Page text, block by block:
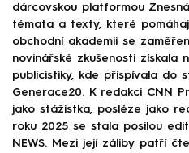
dárcovskou platformou
témata a texty, které
obchodní akademii se
novinářské zkušenosti získala
publicistiky, kde přispívala do
Generace20. K redakci CNN
jako stážistka, posléze jako
roku 2025 se stala posilou
NEWS. Mezi její záliby patří